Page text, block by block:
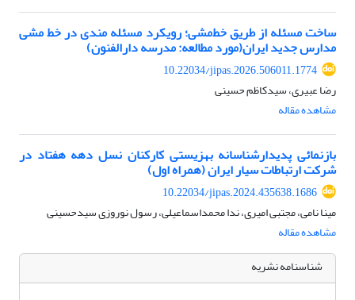
ساخت مسئله از طریق خط‌مشی؛ رویکرد مسئله مندی در خط مشی
مدارس جدید ایران(مورد مطالعه: مدرسه دارالفنون)
10.22034/jipas.2026.506011.1774
رضا عبیری، سیدکاظم حسینی
مشاهده مقاله
بازنمائی پدیدارشناسانه بهزیستی کارکنان نسل دهه هفتاد در
شرکت ارتباطات سیار ایران (همراه اول)
10.22034/jipas.2024.435638.1686
مینا نامی، مجتبی امیری، ندا محمداسماعیلی، رسول نوروزی سیدحسینی
مشاهده مقاله
شناسنامه نشریه